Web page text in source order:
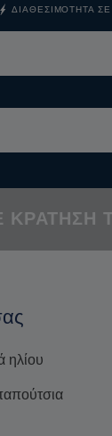
ΔΙΑΘΕΣΙΜΌΤΗΤΑ
ΚΡΆΤΗΣΗ
ηλίου